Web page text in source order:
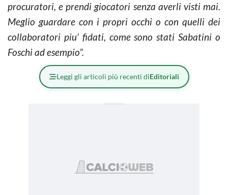
procuratori, e prendi giocatori senza averli visti mai.
Meglio guardare con i propri occhi o con quelli dei
collaboratori piu’ fidati, come sono stati Sabatini o
Foschi ad esempio”.
Leggi gli articoli più recenti diEditoriali